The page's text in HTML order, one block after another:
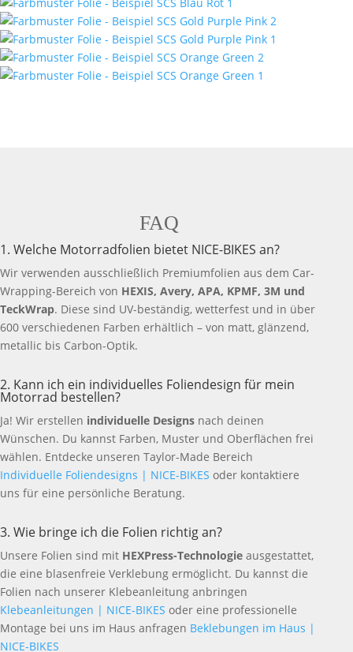
FAQ
1. Welche Motorradfolien bietet NICE-BIKES an?
Wir verwenden ausschließlich Premiumfolien aus dem Car-
Wrapping-Bereich von HEXIS, Avery, APA, KPMF, 3M und
TeckWrap. Diese sind UV-beständig, wetterfest und in über
600 verschiedenen Farben erhältlich – von matt, glänzend,
metallic bis Carbon-Optik.
2. Kann ich ein individuelles Foliendesign für mein
Motorrad bestellen?
Ja! Wir erstellen individuelle Designs nach deinen
Wünschen. Du kannst Farben, Muster und Oberflächen frei
wählen. Entdecke unseren Taylor-Made Bereich
Individuelle Foliendesigns | NICE-BIKES oder kontaktiere
uns für eine persönliche Beratung.
3. Wie bringe ich die Folien richtig an?
Unsere Folien sind mit HEXPress-Technologie ausgestattet,
die eine blasenfreie Verklebung ermöglicht. Du kannst die
Folien nach unserer Klebeanleitung anbringen
Klebeanleitungen | NICE-BIKES oder eine professionelle
Montage bei uns im Haus anfragen Beklebungen im Haus |
NICE-BIKES